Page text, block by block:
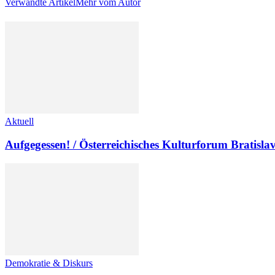
Verwandte Artikel Mehr vom Autor
Aktuell
Aufgegessen! / Österreichisches Kulturforum
Demokratie & Diskurs